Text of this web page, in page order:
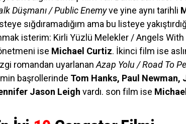
Düşmanı / Public Enemyve yine aynı tarihli
sığdıramadığım ama bu listeye
isterim: Kirli Yüzlü Melekler / Angels
ise Michael Curtiz. İkinci film ise
romandan uyarlanan Azap Yolu / Road To
başrollerinde Tom Hanks, Paul Newman,
Jason Leigh vardı. son film ise